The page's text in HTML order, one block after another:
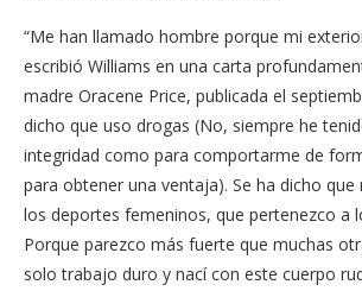
“Me han llamado hombre porque mi
escribió Williams en una carta
madre Oracene Price, publicada el
dicho que uso drogas (No, siempre he
integridad como para comportarme de
para obtener una ventaja). Se ha dicho
los deportes femeninos, que pertenezco a
Porque parezco más fuerte que muchas
solo trabajo duro y nací con este cuerpo